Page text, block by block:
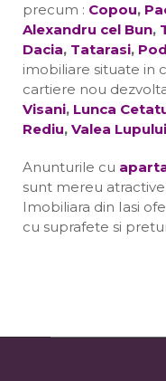
precum : Copou,
Alexandru cel Bun,
Dacia, Tatarasi,
imobiliare situate in
cartiere nou
Visani, Lunca
Rediu, Valea Lupului
Anunturile cu
sunt mereu
Imobiliara din Iasi
cu suprafete si